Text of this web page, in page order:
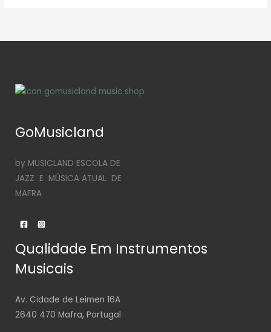
GoMusicland
by MUSICLAND ESCOLA DE
JAZZ E MÚSICA ATUAL DE
MAFRA
Qualidade Em Instrumentos
Musicais
Av. Cidade de Leimen 16A
2640 470 Mafra, Portugal